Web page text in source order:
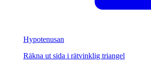
Hypotenusan
Räkna ut sida i rätvinklig triangel